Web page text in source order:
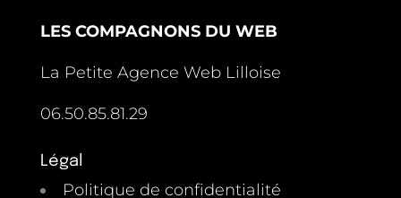
LES COMPAGNONS DU WEB
La Petite Agence Web Lilloise
06.50.85.81.29
Légal
Politique de confidentialité